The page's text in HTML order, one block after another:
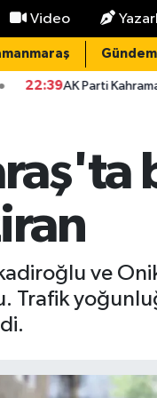
Video
Gündem
Kahramanmaraş,
ve
Trafik